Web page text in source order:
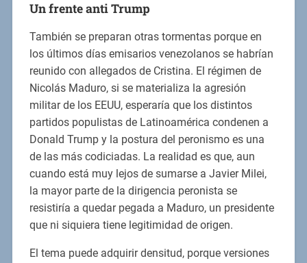
Un frente anti Trump
También se preparan otras tormentas porque en
los últimos días emisarios venezolanos se habrían
reunido con allegados de Cristina. El régimen de
Nicolás Maduro, si se materializa la agresión
militar de los EEUU, esperaría que los distintos
partidos populistas de Latinoamérica condenen a
Donald Trump y la postura del peronismo es una
de las más codiciadas. La realidad es que, aun
cuando está muy lejos de sumarse a Javier Milei,
la mayor parte de la dirigencia peronista se
resistiría a quedar pegada a Maduro, un presidente
que ni siquiera tiene legitimidad de origen.
El tema puede adquirir densitud, porque versiones